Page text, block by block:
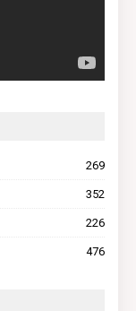
269
352
226
476